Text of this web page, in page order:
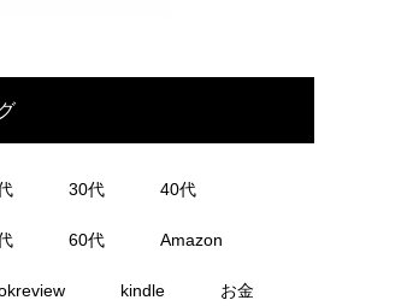
30代 40代
60代 Amazon
kindle お金